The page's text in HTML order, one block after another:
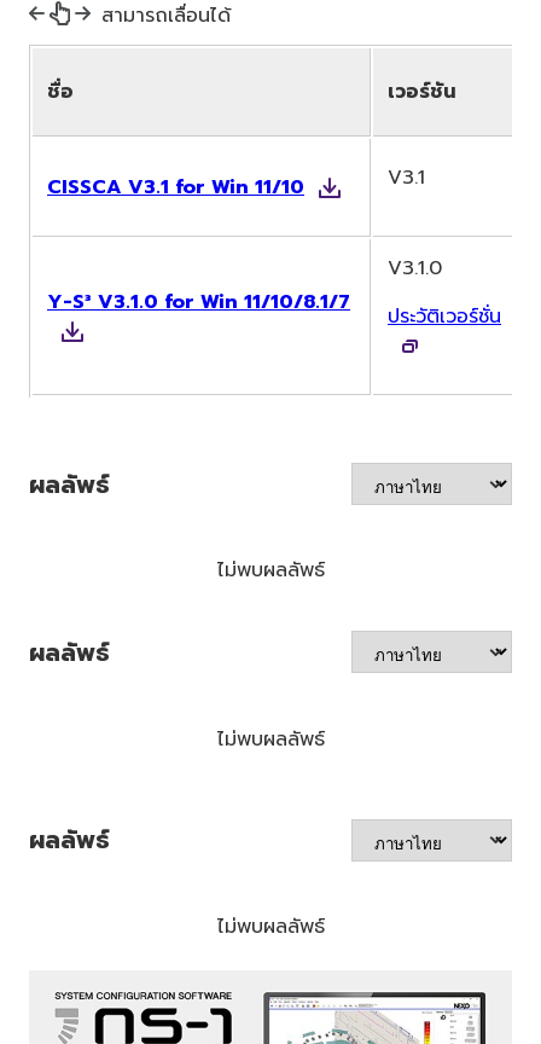
สามารถเลื่อนได้
ชื่อ เวอร์ชัน
CISSCA V3.1 for Win 11/10 V3.1
Y-S³ V3.1.0 for Win 11/10/8.1/7
V3.1.0
ประวัติเวอร์ชั่น
ผลลัพธ์
ไม่พบผลลัพธ์
ผลลัพธ์
ไม่พบผลลัพธ์
ผลลัพธ์
ไม่พบผลลัพธ์